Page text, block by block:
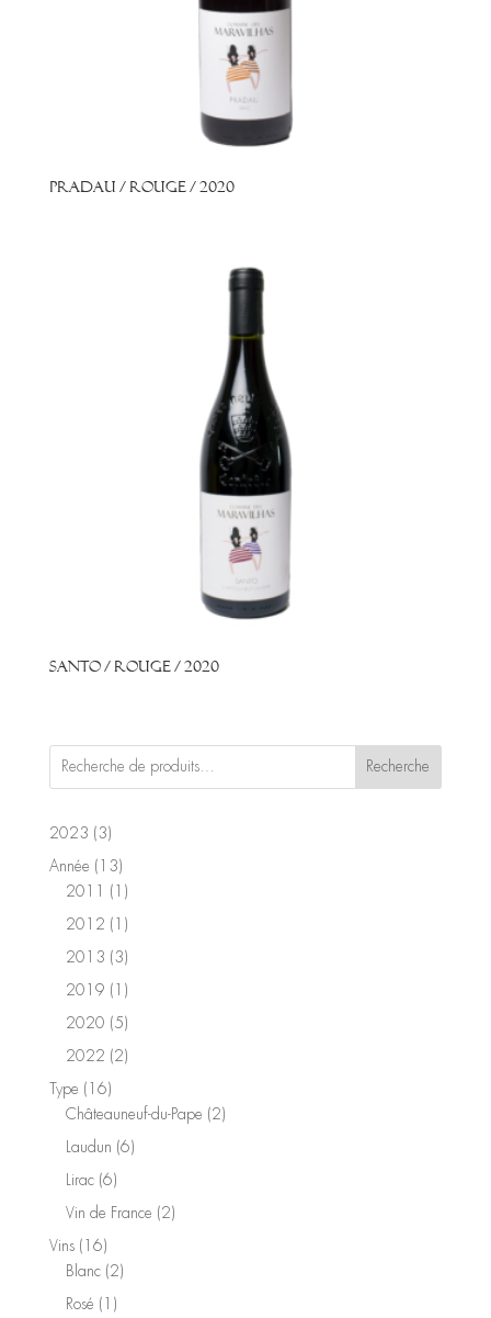
Pradau / Rouge / 2020
Santo / Rouge / 2020
Recherche
2023 33
produits
Année 1313
produits
2011
1
produit
2012
1
produit
2013 33
produits
2019
1
produit
2020 55
produits
2022 22
Type 1616
produits
Châteauneuf-du-Pape 22
Laudun 66
Lirac 66
produits
Vin de France 22
Vins 1616
produits
Blanc 22
Rosé
1